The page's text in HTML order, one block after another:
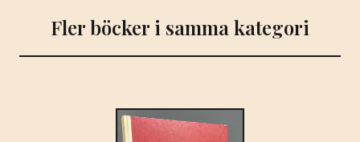
Fler böcker i samma kategori